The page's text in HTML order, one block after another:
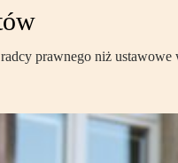
prawnego niż